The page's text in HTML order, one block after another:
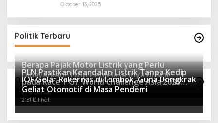
Oktober 13, 2025
Politik Terbaru
Otomotif Terpopuler
Berapa Pajak Motor Listrik yang Perlu
Dibayarkan? Intip Penjelasannya Di Sini!
2425 Dilihat
PLN Pastikan Keandalan Listrik Tanpa Kedip
pada Race 1 GT World Challenge Asia 2025
Mandalika
2212 Dilihat
IOF Gelar Rakernas di Lombok, Guna Dongkrak
Geliat Otomotif di Masa Pendemi
2181 Dilihat